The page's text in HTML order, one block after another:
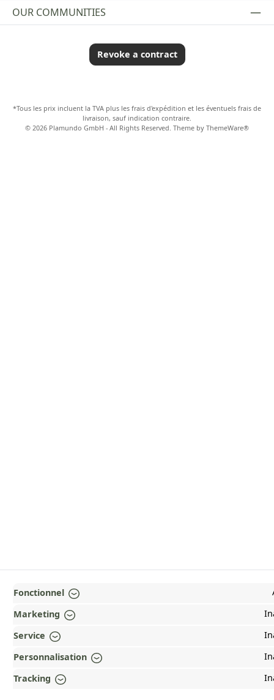
Revoke a contract
OUR COMMUNITIES
*Tous les prix incluent la TVA plus les frais d'expédition et les éventuels frais de
livraison, sauf indication contraire.
© 2026 Plamundo GmbH - All Rights Reserved. Theme by ThemeWare®
Fonctionnel
Marketing
Service
Personnalisation
Tracking